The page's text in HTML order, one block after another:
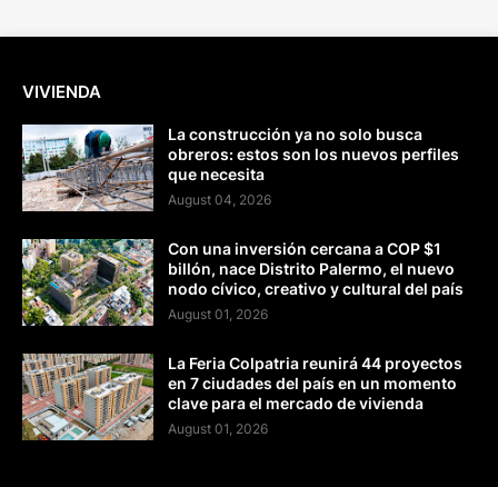
VIVIENDA
La construcción ya no solo busca
obreros: estos son los nuevos perfiles
que necesita
August 04, 2026
Con una inversión cercana a COP $1
billón, nace Distrito Palermo, el nuevo
nodo cívico, creativo y cultural del país
August 01, 2026
La Feria Colpatria reunirá 44 proyectos
en 7 ciudades del país en un momento
clave para el mercado de vivienda
August 01, 2026